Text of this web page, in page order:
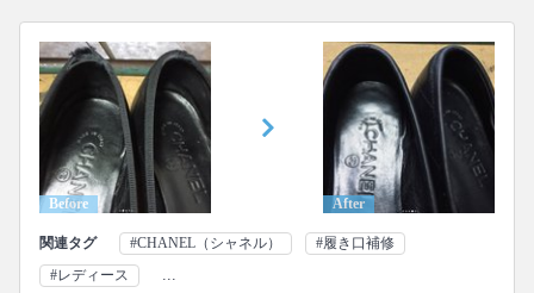
Before After
関連タグ #CHANEL（シャネル）
#履き口補修
#レディース
...